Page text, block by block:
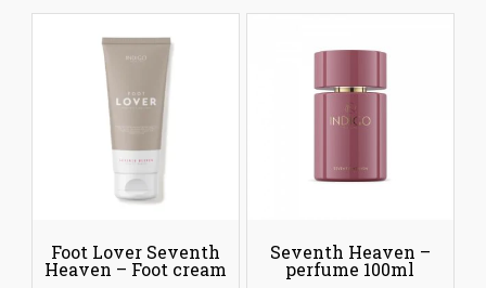
Foot Lover Seventh
Heaven – Foot cream
Seventh Heaven –
perfume 100ml